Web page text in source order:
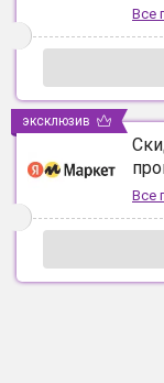
Все
Все
эксклюзив